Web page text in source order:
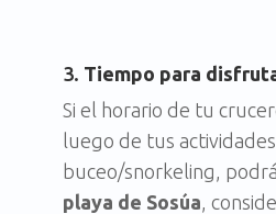
3. Tiempo para
Si el horario de tu
luego de tus
buceo/snorkeling,
playa de Sosúa ,